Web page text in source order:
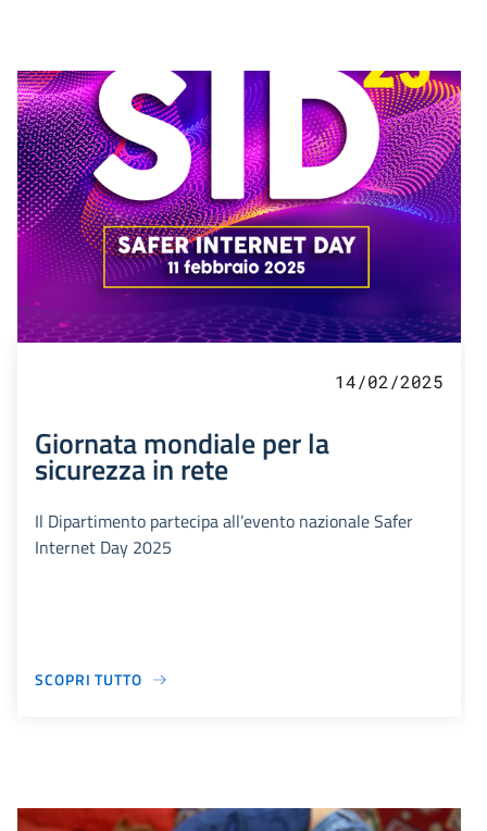
14/02/2025
Giornata mondiale per la
sicurezza in rete
Il Dipartimento partecipa all’evento nazionale Safer
Internet Day 2025
SCOPRI TUTTO